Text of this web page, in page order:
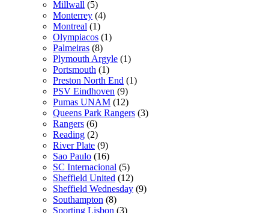
Millwall (5)
Monterrey (4)
Montreal (1)
Olympiacos (1)
Palmeiras (8)
Plymouth Argyle (1)
Portsmouth (1)
Preston North End (1)
PSV Eindhoven (9)
Pumas UNAM (12)
Queens Park Rangers (3)
Rangers (6)
Reading (2)
River Plate (9)
Sao Paulo (16)
SC Internacional (5)
Sheffield United (12)
Sheffield Wednesday (9)
Southampton (8)
Sporting Lisbon (3)